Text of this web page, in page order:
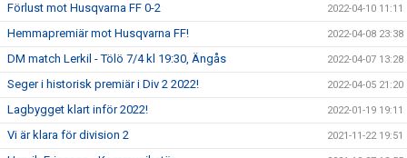
Förlust mot Husqvarna FF 0-2 2022-04-10 11:11
Hemmapremiär mot Husqvarna FF! 2022-04-08 23:38
DM match Lerkil - Tölö 7/4 kl 19:30, Ängås 2022-04-07 13:28
Seger i historisk premiär i Div 2 2022! 2022-04-05 21:20
Lagbygget klart inför 2022! 2022-01-19 19:11
Vi är klara för division 2 2021-11-22 19:51